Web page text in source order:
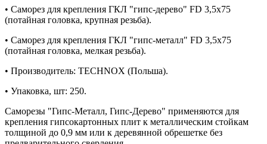
• Саморез для крепления ГКЛ "гипс-дерево" FD 3,5х75
(потайная головка, крупная резьба).
• Саморез для крепления ГКЛ "гипс-металл" FD 3,5х75
(потайная головка, мелкая резьба).
• Производитель: TECHNOX (Польша).
• Упаковка, шт: 250.
Саморезы "Гипс-Металл, Гипс-Дерево" применяются для
крепления гипсокартонных плит к металлическим стойкам
толщиной до 0,9 мм или к деревянной обрешетке без